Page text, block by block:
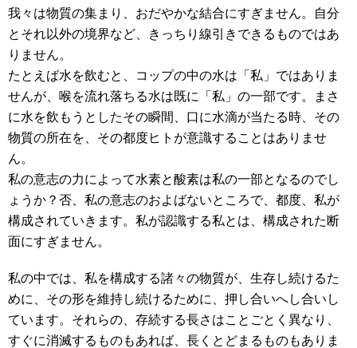
我々は物質の集まり、おだやかな結合にすぎません。自分
とそれ以外の境界など、きっちり線引きできるものではあ
りません。
たとえば水を飲むと、コップの中の水は「私」ではありま
せんが、喉を流れ落ちる水は既に「私」の一部です。まさ
に水を飲もうとしたその瞬間、口に水滴が当たる時、その
物質の所在を、その都度ヒトが意識することはありませ
ん。
私の意志の力によって水素と酸素は私の一部となるのでし
ょうか？否、私の意志のおよばないところで、都度、私が
構成されていきます。私が認識する私とは、構成された断
面にすぎません。
私の中では、私を構成する諸々の物質が、生存し続けるた
めに、その形を維持し続けるために、押し合いへし合いし
ています。それらの、存続する長さはことごとく異なり、
すぐに消滅するものもあれば、長くとどまるものもありま